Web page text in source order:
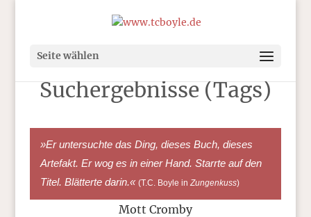
Seite wählen
Suchergebnisse (Tags)
»Er untersuchte das Ding, dieses Buch, dieses
Artefakt. Er wog es in einer Hand. Starrte auf den
Titel. Blätterte darin.« (T.C. Boyle in Zungenkuss)
Mott Cromby